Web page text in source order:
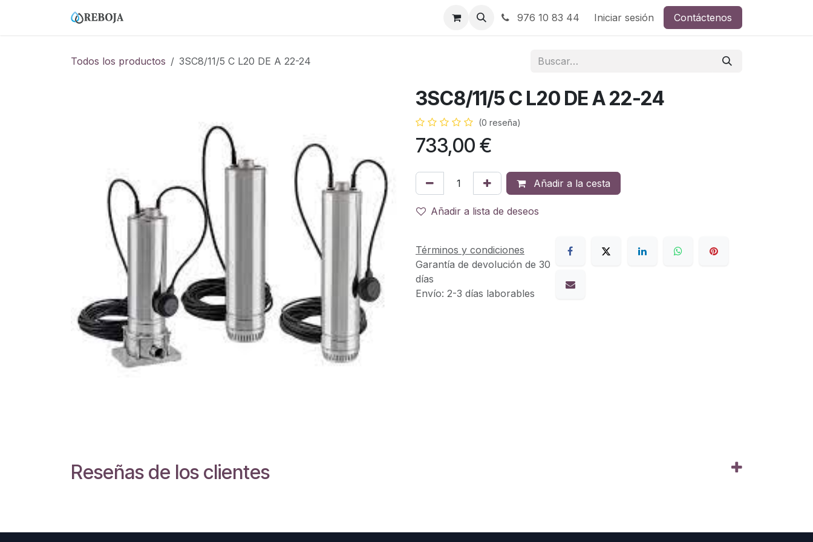
Blog 976 10 83 44 Iniciar sesión Contáctenos
Todos los productos 3SC8/11/5 C L20 DE A 22-24
3SC8/11/5 C L20 DE A 22-24
(0 reseña)
733,00 €
Añadir a la cesta
Añadir a lista de deseos
Términos y condiciones
Garantía de devolución de 30
días
Envío: 2-3 días laborables
Reseñas de los clientes